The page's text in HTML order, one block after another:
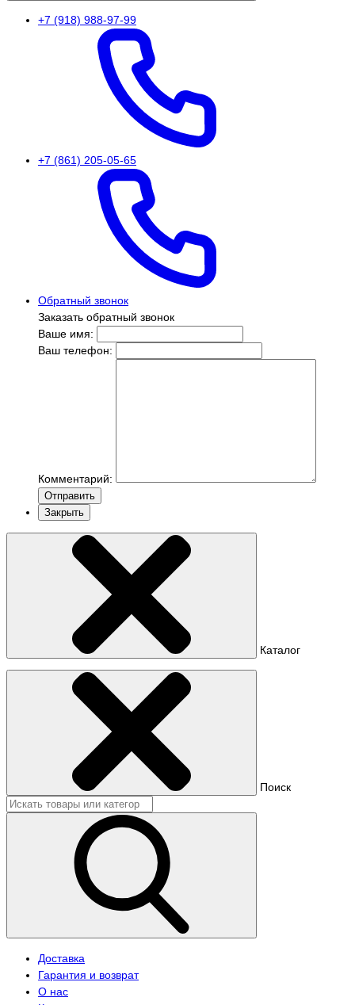
+7 (918) 988-97-99
+7 (861) 205-05-65
Обратный звонок
Заказать обратный звонок
Ваше имя:
Ваш телефон:
Комментарий:
Отправить
Закрыть
Каталог
Поиск
Доставка
Гарантия и возврат
О нас